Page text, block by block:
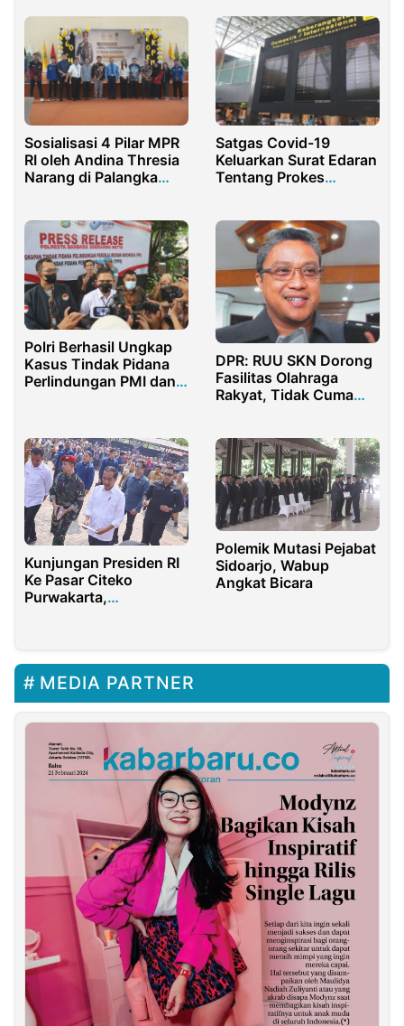
Sosialisasi 4 Pilar MPR
RI oleh Andina Thresia
Narang di Palangka
Satgas Covid-19
Keluarkan Surat Edaran
Tentang Prokes
Polri Berhasil Ungkap
Kasus Tindak Pidana
Perlindungan PMI dan
DPR: RUU SKN Dorong
Fasilitas Olahraga
Rakyat, Tidak Cuma
Kunjungan Presiden RI
Ke Pasar Citeko
Purwakarta,
Polemik Mutasi Pejabat
Sidoarjo, Wabup
Angkat Bicara
MEDIA PARTNER